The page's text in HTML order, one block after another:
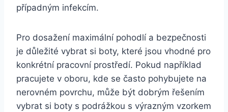
případným infekcím.
Pro​ dosažení maximální pohodlí‌ a bezpečnosti
je důležité ‌vybrat si ⁣boty, které jsou vhodné pro
konkrétní pracovní prostředí. Pokud například
pracujete​ v oboru,⁤ kde se často pohybujete na
nerovném povrchu, ​může být dobrým‌ řešením
vybrat si ‌boty ⁣s podrážkou s ⁣výrazným vzorkem⁤